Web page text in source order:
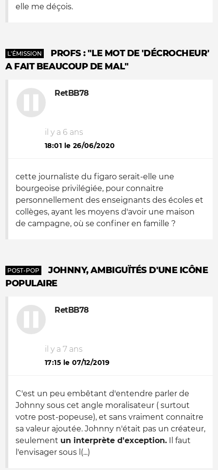
elle me déçois.
L'ÉMISSION
PROFS : "LE MOT DE 'DÉCROCHEUR'
A FAIT BEAUCOUP DE MAL"
RetBB78
il y a 6 ans
18:01 le 26/06/2020
cette journaliste du figaro serait-elle une
bourgeoise privilégiée, pour connaitre
personnellement des enseignants des écoles et
collèges, ayant les moyens d'avoir une maison
de campagne, où se confiner en famille ?
POST-POP
JOHNNY, AMBIGUÏTÉS D'UNE ICÔNE
POPULAIRE
RetBB78
il y a 7 ans
17:15 le 07/12/2019
C'est un peu embêtant d'entendre parler de
Johnny sous cet angle moralisateur ( surtout
votre post-popeuse), et sans vraiment connaitre
sa valeur ajoutée. Johnny n'était pas un créateur,
seulement un interprète d'exception. Il faut
l'envisager sous l(...)